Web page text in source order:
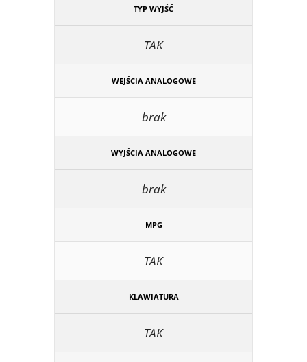
TYP WYJŚĆ
TAK
WEJŚCIA ANALOGOWE
brak
WYJŚCIA ANALOGOWE
brak
MPG
TAK
KLAWIATURA
TAK